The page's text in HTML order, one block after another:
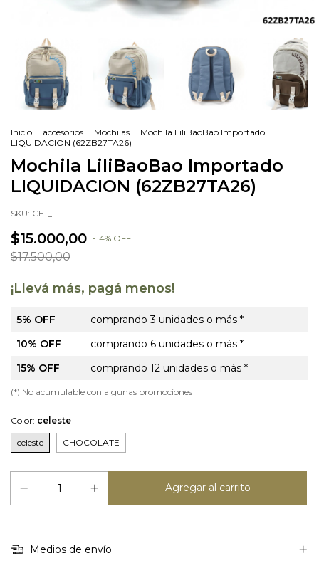
Inicio . accesorios . Mochilas . Mochila LiliBaoBao Importado
LIQUIDACION (62ZB27TA26)
Mochila LiliBaoBao Importado
LIQUIDACION (62ZB27TA26)
SKU: CE-_-
$15.000,00 -14% OFF
$17.500,00
¡Llevá más, pagá menos!
5% OFF
comprando 3 unidades o más *
10% OFF
comprando 6 unidades o más *
15% OFF
comprando 12 unidades o más *
(*) No acumulable con algunas promociones
Color: celeste
celeste CHOCOLATE
Medios de envío